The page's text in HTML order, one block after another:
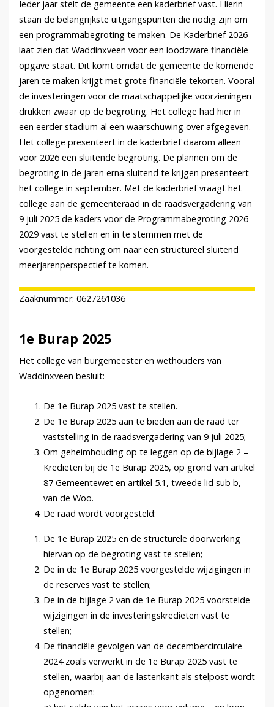
Ieder jaar stelt de gemeente een kaderbrief vast. Hierin
staan de belangrijkste uitgangspunten die nodig zijn om
een programmabegroting te maken. De Kaderbrief 2026
laat zien dat Waddinxveen voor een loodzware financiële
opgave staat. Dit komt omdat de gemeente de komende
jaren te maken krijgt met grote financiële tekorten. Vooral
de investeringen voor de maatschappelijke voorzieningen
drukken zwaar op de begroting. Het college had hier in
een eerder stadium al een waarschuwing over afgegeven.
Het college presenteert in de kaderbrief daarom alleen
voor 2026 een sluitende begroting. De plannen om de
begroting in de jaren erna sluitend te krijgen presenteert
het college in september. Met de kaderbrief vraagt het
college aan de gemeenteraad in de raadsvergadering van
9 juli 2025 de kaders voor de Programmabegroting 2026-
2029 vast te stellen en in te stemmen met de
voorgestelde richting om naar een structureel sluitend
meerjarenperspectief te komen.
Zaaknummer: 0627261036
1e Burap 2025
Het college van burgemeester en wethouders van
Waddinxveen besluit:
De 1e Burap 2025 vast te stellen.
De 1e Burap 2025 aan te bieden aan de raad ter
vaststelling in de raadsvergadering van 9 juli 2025;
Om geheimhouding op te leggen op de bijlage 2 –
Kredieten bij de 1e Burap 2025, op grond van artikel
87 Gemeentewet en artikel 5.1, tweede lid sub b,
van de Woo.
De raad wordt voorgesteld:
De 1e Burap 2025 en de structurele doorwerking
hiervan op de begroting vast te stellen;
De in de 1e Burap 2025 voorgestelde wijzigingen in
de reserves vast te stellen;
De in de bijlage 2 van de 1e Burap 2025 voorstelde
wijzigingen in de investeringskredieten vast te
stellen;
De financiële gevolgen van de decembercirculaire
2024 zoals verwerkt in de 1e Burap 2025 vast te
stellen, waarbij aan de lastenkant als stelpost wordt
opgenomen: